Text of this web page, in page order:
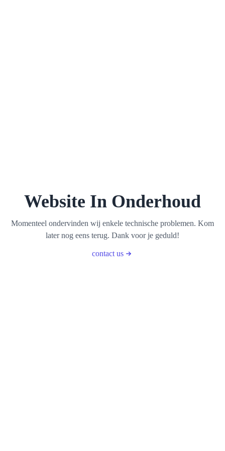
Website In Onderhoud
Momenteel ondervinden wij enkele technische problemen. Kom
later nog eens terug. Dank voor je geduld!
contact us